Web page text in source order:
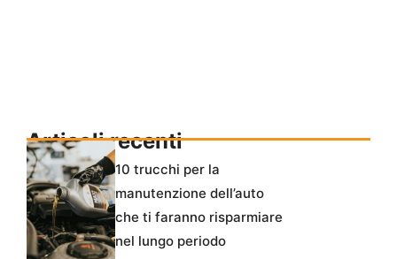
Articoli recenti
10 trucchi per la
manutenzione dell’auto
che ti faranno risparmiare
nel lungo periodo